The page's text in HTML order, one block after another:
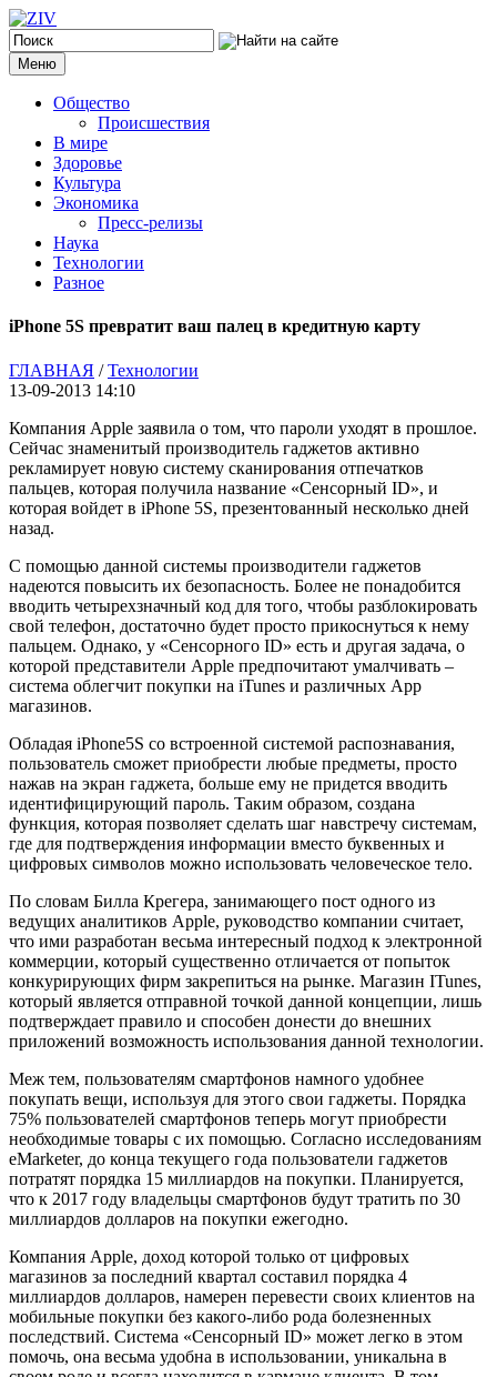
Меню
Общество
Происшествия
В мире
Здоровье
Культура
Экономика
Пресс-релизы
Наука
Технологии
Разное
iPhone 5S превратит ваш палец в кредитную карту
ГЛАВНАЯ /Технологии
13-09-2013 14:10
Компания Apple заявила о том, что пароли уходят в прошлое.
Сейчас знаменитый производитель гаджетов активно
рекламирует новую систему сканирования отпечатков
пальцев, которая получила название «Сенсорный ID», и
которая войдет в iPhone 5S, презентованный несколько дней
назад.
С помощью данной системы производители гаджетов
надеются повысить их безопасность. Более не понадобится
вводить четырехзначный код для того, чтобы разблокировать
свой телефон, достаточно будет просто прикоснуться к нему
пальцем. Однако, у «Сенсорного ID» есть и другая задача, о
которой представители Apple предпочитают умалчивать –
система облегчит покупки на iTunes и различных App
магазинов.
Обладая iPhone5S со встроенной системой распознавания,
пользователь сможет приобрести любые предметы, просто
нажав на экран гаджета, больше ему не придется вводить
идентифицирующий пароль. Таким образом, создана
функция, которая позволяет сделать шаг навстречу системам,
где для подтверждения информации вместо буквенных и
цифровых символов можно использовать человеческое тело.
По словам Билла Крегера, занимающего пост одного из
ведущих аналитиков Apple, руководство компании считает,
что ими разработан весьма интересный подход к электронной
коммерции, который существенно отличается от попыток
конкурирующих фирм закрепиться на рынке. Магазин ITunes,
который является отправной точкой данной концепции, лишь
подтверждает правило и способен донести до внешних
приложений возможность использования данной технологии.
Меж тем, пользователям смартфонов намного удобнее
покупать вещи, используя для этого свои гаджеты. Порядка
75% пользователей смартфонов теперь могут приобрести
необходимые товары с их помощью. Согласно исследованиям
eMarketer, до конца текущего года пользователи гаджетов
потратят порядка 15 миллиардов на покупки. Планируется,
что к 2017 году владельцы смартфонов будут тратить по 30
миллиардов долларов на покупки ежегодно.
Компания Apple, доход которой только от цифровых
магазинов за последний квартал составил порядка 4
миллиардов долларов, намерен перевести своих клиентов на
мобильные покупки без какого-либо рода болезненных
последствий. Система «Сенсорный ID» может легко в этом
помочь, она весьма удобна в использовании, уникальна в